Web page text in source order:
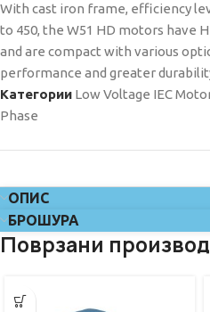
With cast iron frame, efficiency
to 450, the W51 HD motors have
and are compact with various
performance and greater
Категории Low Voltage IEC
Phase
ОПИС
БРОШУРА
Поврзани